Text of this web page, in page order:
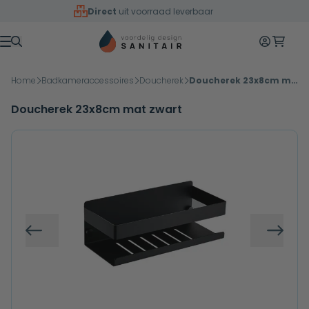
Overslaan naar inhoud
Direct uit voorraad leverbaar
Menu
Mijn
Home Badkameraccessoires Doucherek Doucherek 23x8cm mat zwart
Doucherek 23x8cm mat zwart
Vorige